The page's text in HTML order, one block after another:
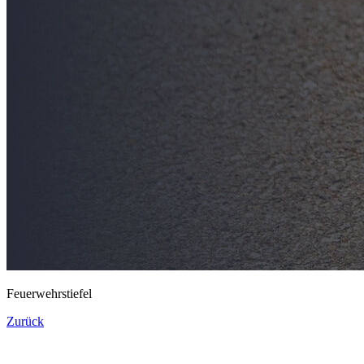
Feuerwehrstiefel
Zurück